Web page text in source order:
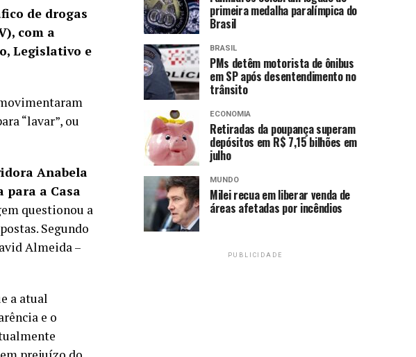
de drogas
com a
Legislativo e
“lavar”, ou
Anabela
para a Casa
questionou a
Segundo
Almeida –
a atual
e o
primeira medalha paralímpica do
Brasil
BRASIL
PMs detêm motorista de ônibus
em SP após desentendimento no
trânsito
ECONOMIA
Retiradas da poupança superam
depósitos em R$ 7,15 bilhões em
julho
MUNDO
Milei recua em liberar venda de
áreas afetadas por incêndios
PUBLICIDADE